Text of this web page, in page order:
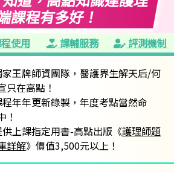
課程有多好！
使用 課輔服務 評測機制
家王牌師資團隊，醫護界生解天后/何
只在高點！
程年年更新錄製，年度考點當然命
！
上課指定用書-高點出版《護理師題
詳解》價值3,500元以上！